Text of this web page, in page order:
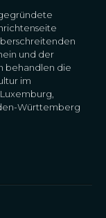
und der
behandlen die
im
Württemberg